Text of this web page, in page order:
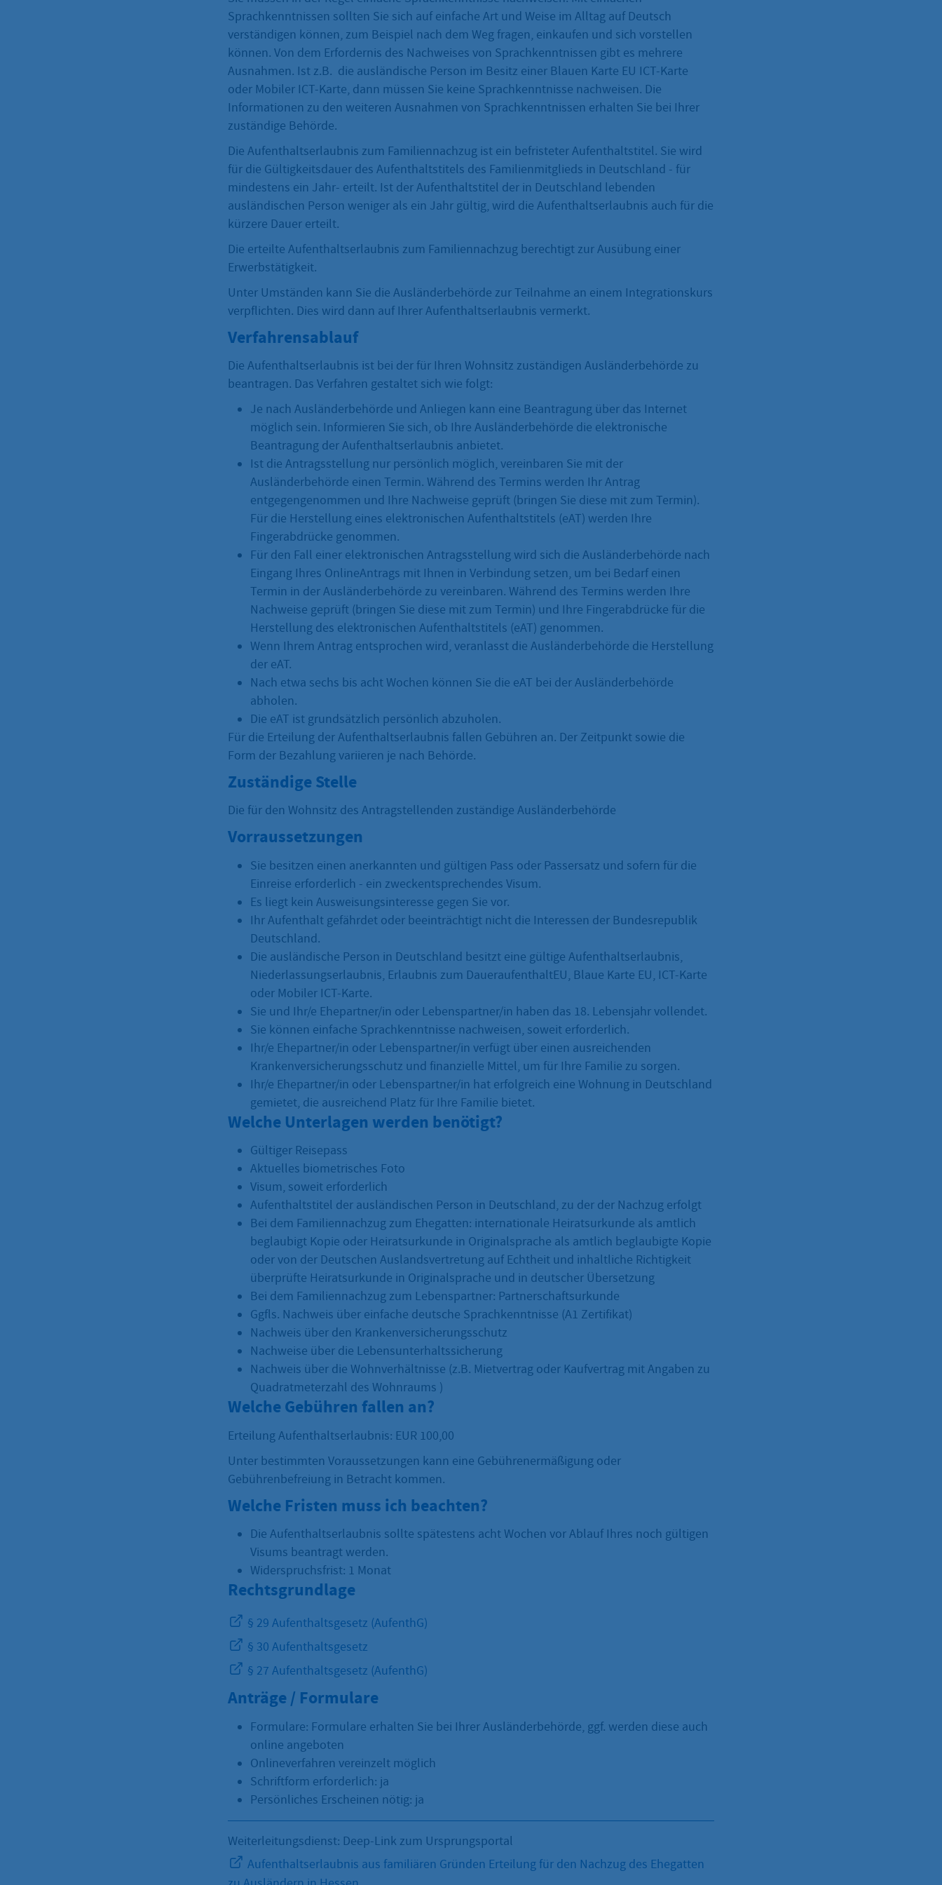
Sprachkenntnissen sollten Sie sich auf einfache Art und Weise im Alltag auf Deutsch
verständigen können, zum Beispiel nach dem Weg fragen, einkaufen und sich vorstellen
können. Von dem Erfordernis des Nachweises von Sprachkenntnissen gibt es mehrere
Ausnahmen. Ist z.B. die ausländische Person im Besitz einer Blauen Karte EU ICT-Karte
oder Mobiler ICT-Karte, dann müssen Sie keine Sprachkenntnisse nachweisen. Die
Informationen zu den weiteren Ausnahmen von Sprachkenntnissen erhalten Sie bei Ihrer
zuständige Behörde.
Die Aufenthaltserlaubnis zum Familiennachzug ist ein befristeter Aufenthaltstitel. Sie wird
für die Gültigkeitsdauer des Aufenthaltstitels des Familienmitglieds in Deutschland - für
mindestens ein Jahr- erteilt. Ist der Aufenthaltstitel der in Deutschland lebenden
ausländischen Person weniger als ein Jahr gültig, wird die Aufenthaltserlaubnis auch für die
kürzere Dauer erteilt.
Die erteilte Aufenthaltserlaubnis zum Familiennachzug berechtigt zur Ausübung einer
Erwerbstätigkeit.
Unter Umständen kann Sie die Ausländerbehörde zur Teilnahme an einem Integrationskurs
verpflichten. Dies wird dann auf Ihrer Aufenthaltserlaubnis vermerkt.
Verfahrensablauf
Die Aufenthaltserlaubnis ist bei der für Ihren Wohnsitz zuständigen Ausländerbehörde zu
beantragen. Das Verfahren gestaltet sich wie folgt:
Je nach Ausländerbehörde und Anliegen kann eine Beantragung über das Internet
möglich sein. Informieren Sie sich, ob Ihre Ausländerbehörde die elektronische
Beantragung der Aufenthaltserlaubnis anbietet.
Ist die Antragsstellung nur persönlich möglich, vereinbaren Sie mit der
Ausländerbehörde einen Termin. Während des Termins werden Ihr Antrag
entgegengenommen und Ihre Nachweise geprüft (bringen Sie diese mit zum Termin).
Für die Herstellung eines elektronischen Aufenthaltstitels (eAT) werden Ihre
Fingerabdrücke genommen.
Für den Fall einer elektronischen Antragsstellung wird sich die Ausländerbehörde nach
Eingang Ihres OnlineAntrags mit Ihnen in Verbindung setzen, um bei Bedarf einen
Termin in der Ausländerbehörde zu vereinbaren. Während des Termins werden Ihre
Nachweise geprüft (bringen Sie diese mit zum Termin) und Ihre Fingerabdrücke für die
Herstellung des elektronischen Aufenthaltstitels (eAT) genommen.
Wenn Ihrem Antrag entsprochen wird, veranlasst die Ausländerbehörde die Herstellung
der eAT.
Nach etwa sechs bis acht Wochen können Sie die eAT bei der Ausländerbehörde
abholen.
Die eAT ist grundsätzlich persönlich abzuholen.
Für die Erteilung der Aufenthaltserlaubnis fallen Gebühren an. Der Zeitpunkt sowie die
Form der Bezahlung variieren je nach Behörde.
Zuständige Stelle
Die für den Wohnsitz des Antragstellenden zuständige Ausländerbehörde
Vorraussetzungen
Sie besitzen einen anerkannten und gültigen Pass oder Passersatz und sofern für die
Einreise erforderlich - ein zweckentsprechendes Visum.
Es liegt kein Ausweisungsinteresse gegen Sie vor.
Ihr Aufenthalt gefährdet oder beeinträchtigt nicht die Interessen der Bundesrepublik
Deutschland.
Die ausländische Person in Deutschland besitzt eine gültige Aufenthaltserlaubnis,
Niederlassungserlaubnis, Erlaubnis zum DaueraufenthaltEU, Blaue Karte EU, ICT-Karte
oder Mobiler ICT-Karte.
Sie und Ihr/e Ehepartner/in oder Lebenspartner/in haben das 18. Lebensjahr vollendet.
Sie können einfache Sprachkenntnisse nachweisen, soweit erforderlich.
Ihr/e Ehepartner/in oder Lebenspartner/in verfügt über einen ausreichenden
Krankenversicherungsschutz und finanzielle Mittel, um für Ihre Familie zu sorgen.
Ihr/e Ehepartner/in oder Lebenspartner/in hat erfolgreich eine Wohnung in Deutschland
gemietet, die ausreichend Platz für Ihre Familie bietet.
Welche Unterlagen werden benötigt?
Gültiger Reisepass
Aktuelles biometrisches Foto
Visum, soweit erforderlich
Aufenthaltstitel der ausländischen Person in Deutschland, zu der der Nachzug erfolgt
Bei dem Familiennachzug zum Ehegatten: internationale Heiratsurkunde als amtlich
beglaubigt Kopie oder Heiratsurkunde in Originalsprache als amtlich beglaubigte Kopie
oder von der Deutschen Auslandsvertretung auf Echtheit und inhaltliche Richtigkeit
überprüfte Heiratsurkunde in Originalsprache und in deutscher Übersetzung
Bei dem Familiennachzug zum Lebenspartner: Partnerschaftsurkunde
Ggfls. Nachweis über einfache deutsche Sprachkenntnisse (A1 Zertifikat)
Nachweis über den Krankenversicherungsschutz
Nachweise über die Lebensunterhaltssicherung
Nachweis über die Wohnverhältnisse (z.B. Mietvertrag oder Kaufvertrag mit Angaben zu
Quadratmeterzahl des Wohnraums )
Welche Gebühren fallen an?
Erteilung Aufenthaltserlaubnis: EUR 100,00
Unter bestimmten Voraussetzungen kann eine Gebührenermäßigung oder
Gebührenbefreiung in Betracht kommen.
Welche Fristen muss ich beachten?
Die Aufenthaltserlaubnis sollte spätestens acht Wochen vor Ablauf Ihres noch gültigen
Visums beantragt werden.
Widerspruchsfrist: 1 Monat
Rechtsgrundlage
§ 29 Aufenthaltsgesetz (AufenthG)
§ 30 Aufenthaltsgesetz
§ 27 Aufenthaltsgesetz (AufenthG)
Anträge / Formulare
Formulare: Formulare erhalten Sie bei Ihrer Ausländerbehörde, ggf. werden diese auch
online angeboten
Onlineverfahren vereinzelt möglich
Schriftform erforderlich: ja
Persönliches Erscheinen nötig: ja
Weiterleitungsdienst: Deep-Link zum Ursprungsportal
Aufenthaltserlaubnis aus familiären Gründen Erteilung für den Nachzug des Ehegatten